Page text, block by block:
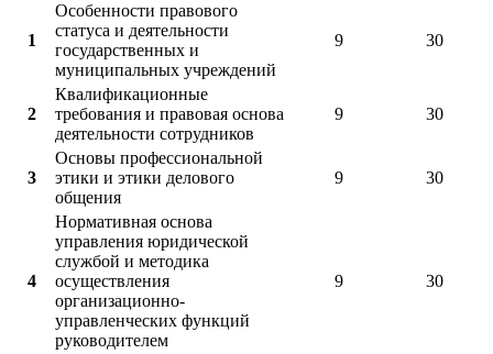
1
Особенности правового
статуса и деятельности
государственных и
муниципальных учреждений
9 30
2
Квалификационные
требования и правовая основа
деятельности сотрудников
9 30
3
Основы профессиональной
этики и этики делового
общения
9 30
4
Нормативная основа
управления юридической
службой и методика
осуществления
организационно-
управленческих функций
руководителем
9 30